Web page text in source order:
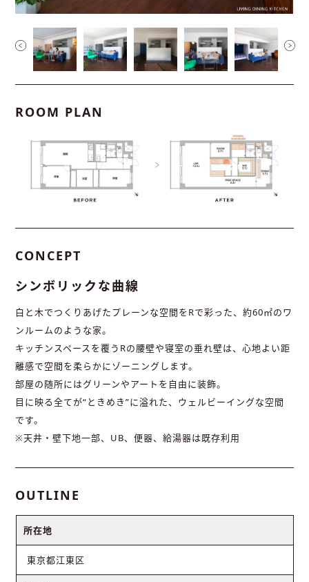
ROOM PLAN
CONCEPT
シンボリックな曲線
白と木でつくりあげたプレーンな空間をRで彩った、約60㎡のワ
ンルームのような家。
キッチンスペースを覆うRの腰壁や寝室の垂れ壁は、心地よい距
離感で空間を柔らかにゾーニングします。
部屋の随所にはグリーンやアートを自由に装飾。
目に映る全てが“ときめき”に溢れた、ウェルビーイングな空間
です。
※天井・壁下地一部、UB、便器、給湯器は既存利用
OUTLINE
所在地
東京都江東区